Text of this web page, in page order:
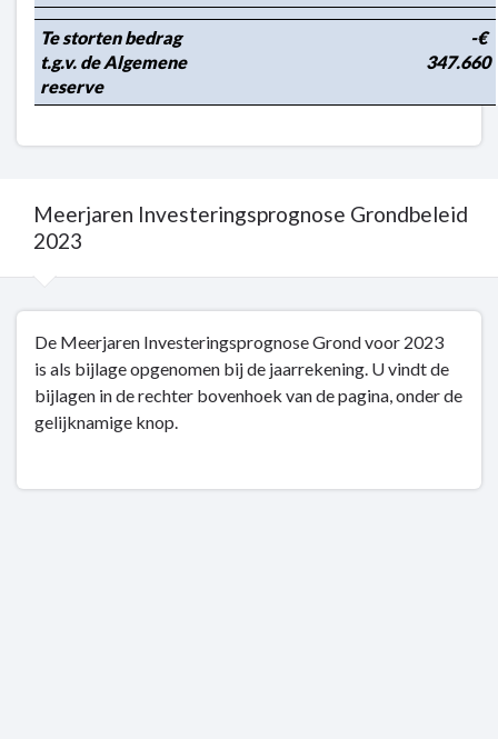
Te storten bedrag
t.g.v. de Algemene
reserve
-€
347.660
Meerjaren Investeringsprognose Grondbeleid
2023
navigatie
Grondbeleid
Meerjaren
De Meerjaren Investeringsprognose Grond voor 2023
is als bijlage opgenomen bij de jaarrekening. U vindt de
bijlagen in de rechter bovenhoek van de pagina, onder de
gelijknamige knop.